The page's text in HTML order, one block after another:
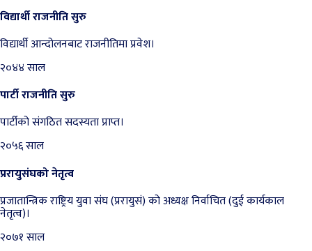
विद्यार्थी राजनीति सुरु
विद्यार्थी आन्दोलनबाट राजनीतिमा प्रवेश।
२०४४ साल
पार्टी राजनीति सुरु
पार्टीको संगठित सदस्यता प्राप्त।
२०५६ साल
प्ररायुसंघको नेतृत्व
प्रजातान्त्रिक राष्ट्रिय युवा संघ (प्ररायुसं) को अध्यक्ष निर्वाचित (दुई कार्यकाल
नेतृत्व)।
२०७१ साल